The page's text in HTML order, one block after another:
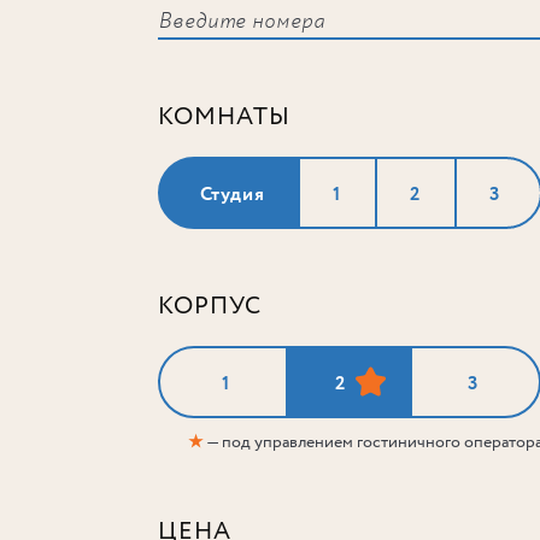
КОМНАТЫ
Студия 1 2 3
КОРПУС
1 2 3
★— под управлением гостиничного
ЦЕНА